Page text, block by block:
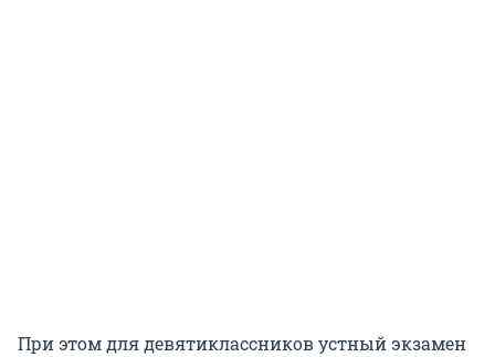
При этом для девятиклассников устный экзамен